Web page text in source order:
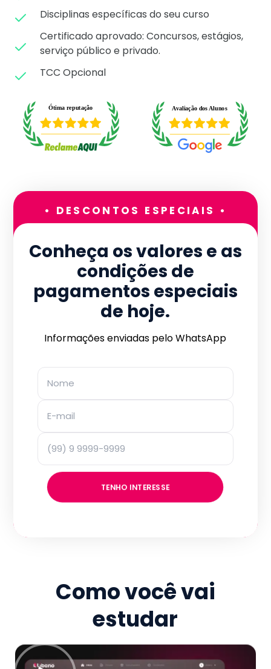
Disciplinas específicas do seu curso
Certificado aprovado: Concursos, estágios,
serviço público e privado.
TCC Opcional
• DESCONTOS ESPECIAIS •
Conheça os valores e as
condições de
pagamentos especiais
de hoje.
Informações enviadas pelo WhatsApp
TENHO INTERESSE
Como você vai
estudar